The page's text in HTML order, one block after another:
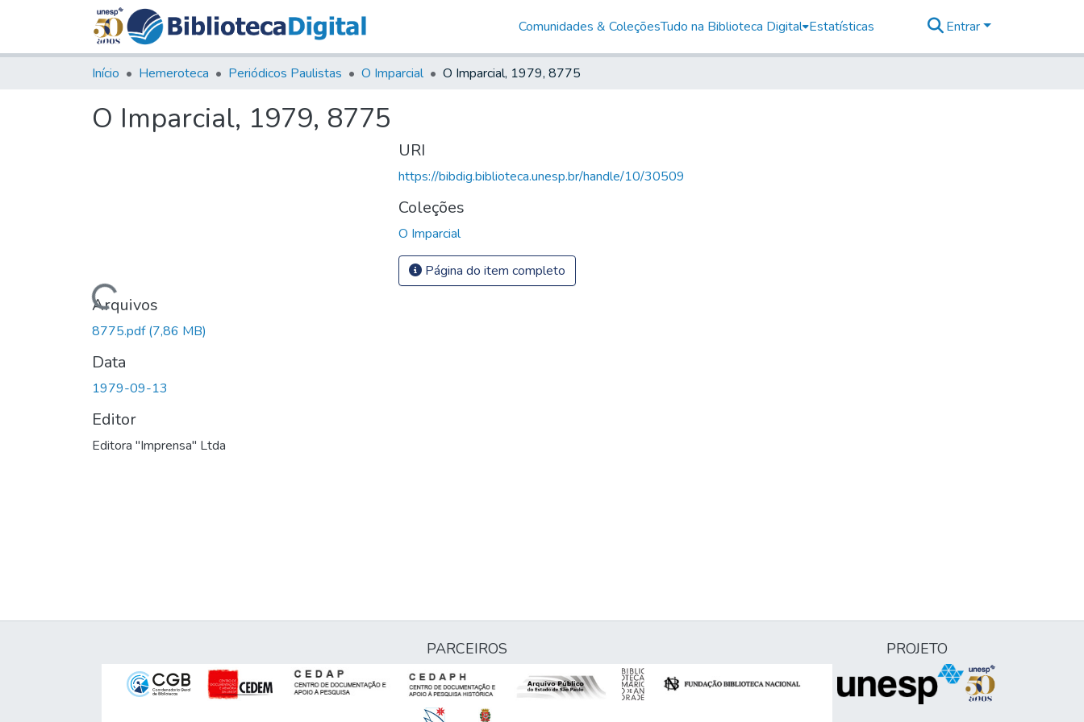
Comunidades & ColeçõesTudo na Biblioteca Digital Estatísticas Entrar
Início Hemeroteca Periódicos Paulistas O Imparcial O Imparcial, 1979, 8775
O Imparcial, 1979, 8775
Carregando...
Arquivos
8775.pdf(7,86 MB)
Data
1979-09-13
Editor
Editora "Imprensa" Ltda
URI
https://bibdig.biblioteca.unesp.br/handle/10/30509
Coleções
O Imparcial
Página do item completo
PARCEIROS PROJETO